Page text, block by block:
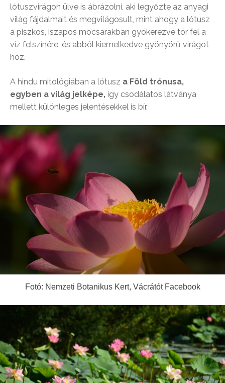
lótuszvirágon ülve is ábrázolni, aki legyőzte az anyagi
világ fájdalmait és megvilágosult, mint ahogy a lótusz
a piszkos, iszapos mocsarakban gyökerezve tör fel a
víz felszínére, és abból kiemelkedve gyönyörű virágot
hoz.
A hindu mitológiában a lótusz a Föld trónusa,
egyben a világ jelképe, így csodálatos látványa
mellett különleges jelentésekkel is bír.
Fotó: Nemzeti Botanikus Kert, Vácrátót Facebook